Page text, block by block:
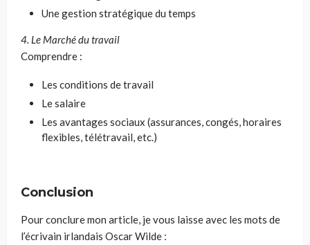
Une gestion stratégique du temps
4. Le Marché du travail
Comprendre :
Les conditions de travail
Le salaire
Les avantages sociaux (assurances, congés, horaires
flexibles, télétravail, etc.)
Conclusion
Pour conclure mon article, je vous laisse avec les mots de
l’écrivain irlandais Oscar Wilde :